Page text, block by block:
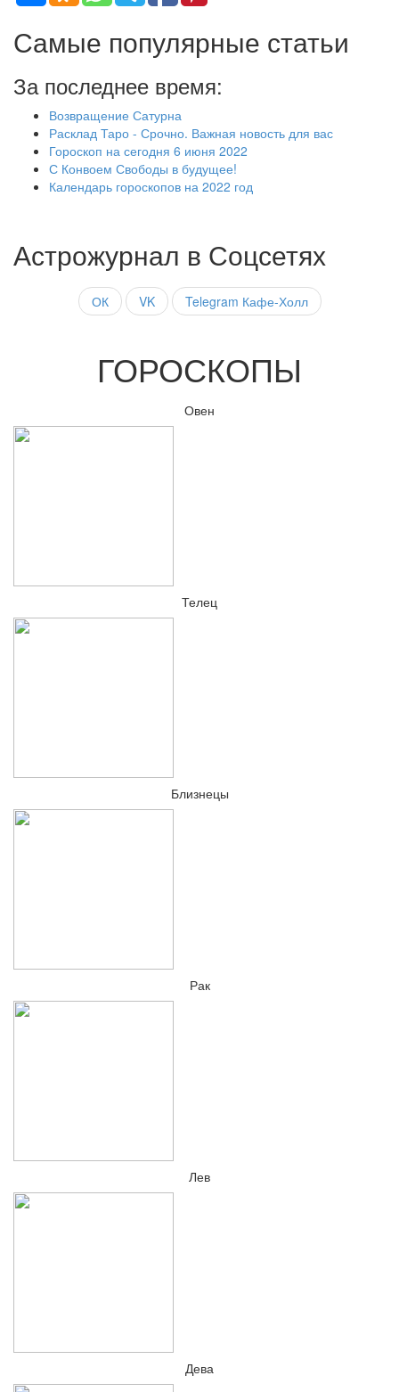
Самые популярные статьи
За последнее время:
Возвращение Сатурна
Расклад Таро - Срочно. Важная новость для вас
Гороскоп на сегодня 6 июня 2022
С Конвоем Свободы в будущее!
Календарь гороскопов на 2022 год
Астрожурнал в Соцсетях
ОК VK Telegram Кафе-Холл
ГОРОСКОПЫ
Овен
Телец
Близнецы
Рак
Лев
Дева